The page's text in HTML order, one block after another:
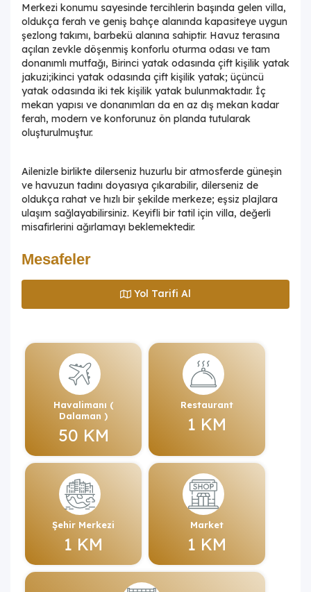
Merkezi konumu sayesinde tercihlerin başında gelen villa,
oldukça ferah ve geniş bahçe alanında kapasiteye uygun
şezlong takımı, barbekü alanına sahiptir. Havuz terasına
açılan zevkle döşenmiş konforlu oturma odası ve tam
donanımlı mutfağı, Birinci yatak odasında çift kişilik yatak
jakuzi;ikinci yatak odasında çift kişilik yatak; üçüncü
yatak odasında iki tek kişilik yatak bulunmaktadır. İç
mekan yapısı ve donanımları da en az dış mekan kadar
ferah, modern ve konforunuz ön planda tutularak
oluşturulmuştur.
Ailenizle birlikte dilerseniz huzurlu bir atmosferde güneşin
ve havuzun tadını doyasıya çıkarabilir, dilerseniz de
oldukça rahat ve hızlı bir şekilde merkeze; eşsiz plajlara
ulaşım sağlayabilirsiniz. Keyifli bir tatil için villa, değerli
misafirlerini ağırlamayı beklemektedir.
Mesafeler
Yol Tarifi Al
Havalimanı (
Dalaman )
50 KM
Restaurant
1 KM
Şehir Merkezi
1 KM
Market
1 KM